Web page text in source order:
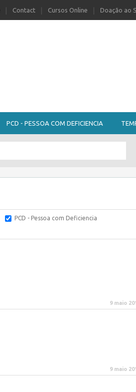
Contact Cursos Online Doação ao
PCD - PESSOA COM DEFICIENCIA
PCD - Pessoa com Deficiencia
9 maio
9 maio